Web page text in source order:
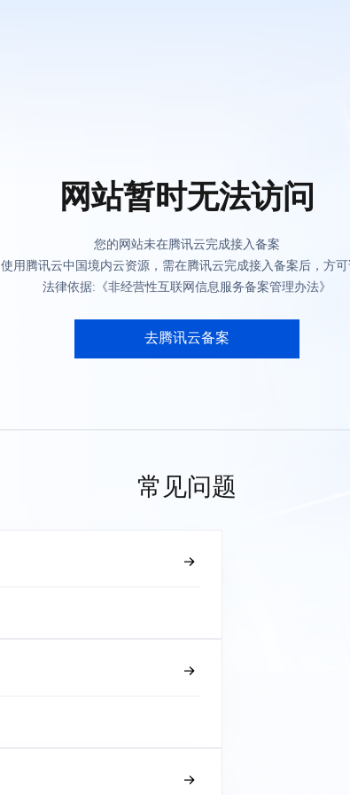
网站暂时无法访问
您的网站未在腾讯云完成接入备案
使用腾讯云中国境内云资源，需在腾讯云完成接入备案后，方
法律依据:《非经营性互联网信息服务备案管理办法》
去腾讯云备案
常见问题